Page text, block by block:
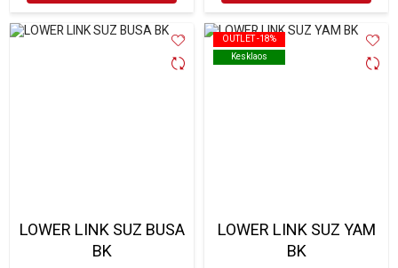
LOWER LINK SUZ BUSA
BK
OUTLET -18%
Kesklaos
OUTLET -18%
Kesklaos
LOWER LINK SUZ YAM
BK